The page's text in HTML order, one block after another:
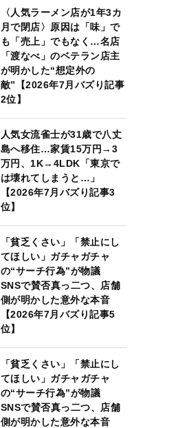
〈人気ラーメン店が1年3カ
月で閉店〉原因は「味」で
も「売上」でもなく…名店
「渡なべ」のベテラン店主
が明かした“想定外の
敵”【2026年7月バズり記事
2位】
人気女流雀士が31歳で八丈
島へ移住…家賃15万円→3
万円、1K→4LDK「東京で
は壊れてしまうと…」
【2026年7月バズり記事3
位】
「貧乏くさい」「禁止にし
てほしい」ガチャガチャ
の“サーチ行為”が物議
SNSで賛否真っ二つ、店舗
側が明かした意外な本音
【2026年7月バズり記事5
位】
「貧乏くさい」「禁止にし
てほしい」ガチャガチャ
の“サーチ行為”が物議
SNSで賛否真っ二つ、店舗
側が明かした意外な本音